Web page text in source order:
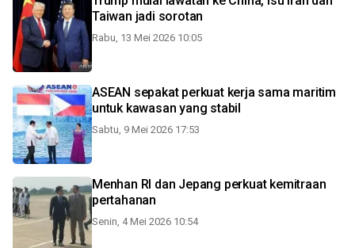
Taiwan jadi sorotan
Rabu, 13 Mei 2026 10:05
ASEAN sepakat perkuat kerja sama maritim
untuk kawasan yang stabil
Sabtu, 9 Mei 2026 17:53
Menhan RI dan Jepang perkuat kemitraan
pertahanan
Senin, 4 Mei 2026 10:54